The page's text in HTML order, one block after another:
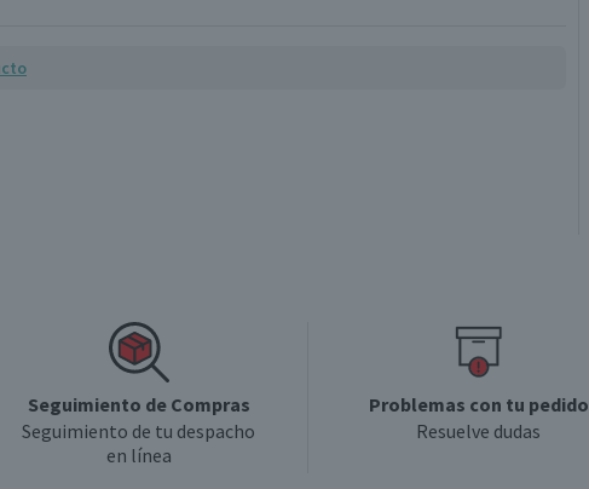
Seguimiento de Compras
Seguimiento de tu despacho
en línea
Problemas con tu pedido
Resuelve dudas